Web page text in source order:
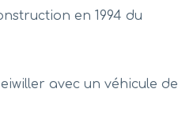
en 1994 du
avec un véhicule de